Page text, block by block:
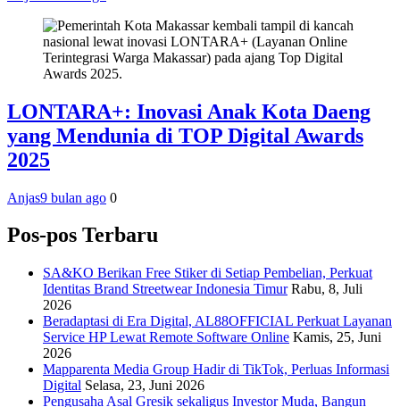
LONTARA+: Inovasi Anak Kota Daeng
yang Mendunia di TOP Digital Awards
2025
Anjas9 bulan ago 0
Pos-pos Terbaru
SA&KO Berikan Free Stiker di Setiap Pembelian, Perkuat
Identitas Brand Streetwear Indonesia Timur Rabu, 8, Juli
2026
Beradaptasi di Era Digital, AL88OFFICIAL Perkuat Layanan
Service HP Lewat Remote Software Online Kamis, 25, Juni
2026
Mapparenta Media Group Hadir di TikTok, Perluas Informasi
Digital Selasa, 23, Juni 2026
Pengusaha Asal Gresik sekaligus Investor Muda, Bangun